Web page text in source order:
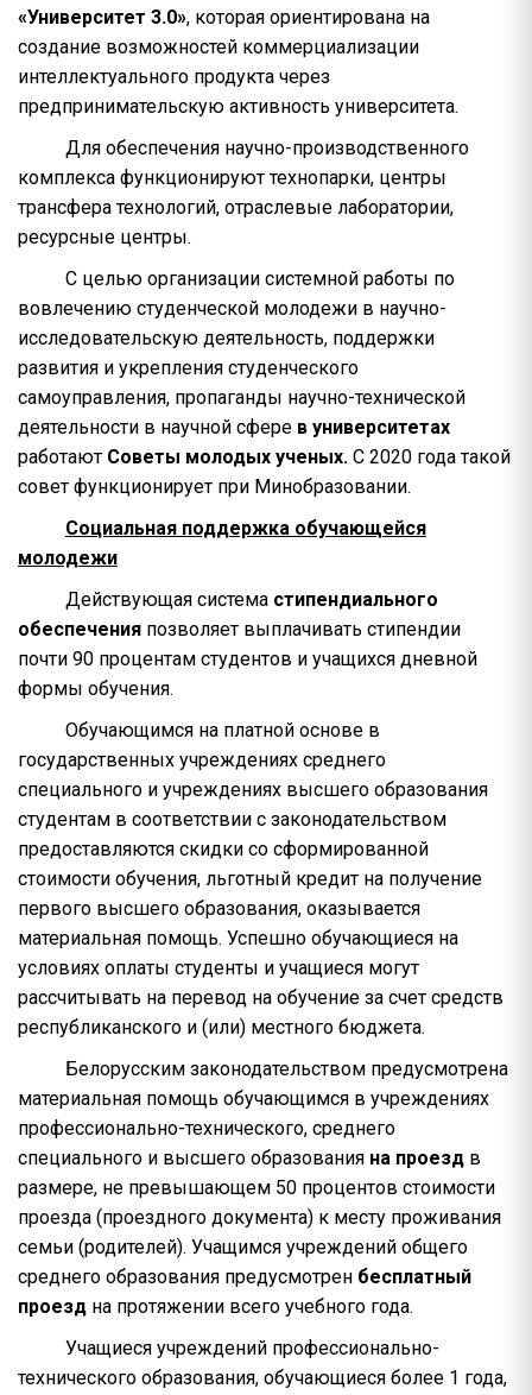
«Университет 3.0», которая ориентирована на
создание возможностей коммерциализации
интеллектуального продукта через
предпринимательскую активность университета.
Для обеспечения научно-производственного
комплекса функционируют технопарки, центры
трансфера технологий, отраслевые лаборатории,
ресурсные центры.
С целью организации системной работы по
вовлечению студенческой молодежи в научно-
исследовательскую деятельность, поддержки
развития и укрепления студенческого
самоуправления, пропаганды научно-технической
деятельности в научной сфере в университетах
работают Советы молодых ученых. С 2020 года такой
совет функционирует при Минобразовании.
Социальная поддержка обучающейся
молодежи
Действующая система стипендиального
обеспечения позволяет выплачивать стипендии
почти 90 процентам студентов и учащихся дневной
формы обучения.
Обучающимся на платной основе в
государственных учреждениях среднего
специального и учреждениях высшего образования
студентам в соответствии с законодательством
предоставляются скидки со сформированной
стоимости обучения, льготный кредит на получение
первого высшего образования, оказывается
материальная помощь. Успешно обучающиеся на
условиях оплаты студенты и учащиеся могут
рассчитывать на перевод на обучение за счет средств
республиканского и (или) местного бюджета.
Белорусским законодательством предусмотрена
материальная помощь обучающимся в учреждениях
профессионально-технического, среднего
специального и высшего образования на проезд в
размере, не превышающем 50 процентов стоимости
проезда (проездного документа) к месту проживания
семьи (родителей). Учащимся учреждений общего
среднего образования предусмотрен бесплатный
проезд на протяжении всего учебного года.
Учащиеся учреждений профессионально-
технического образования, обучающиеся более 1 года,